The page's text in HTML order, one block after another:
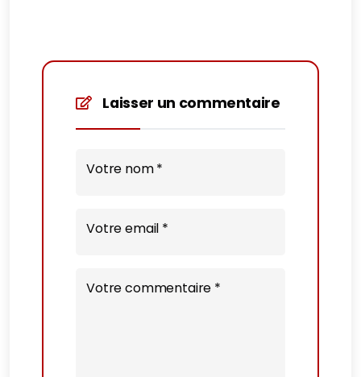
Laisser un commentaire
Votre nom *
Votre email *
Votre commentaire *